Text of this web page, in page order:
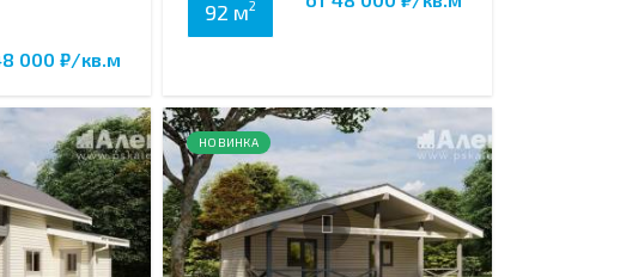
000 ₽/кв.м
92 м2
НОВИНКА